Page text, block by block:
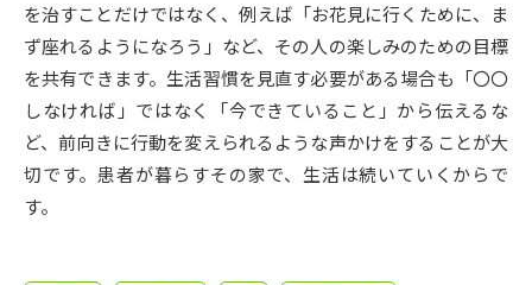
先輩が入学を決めた理由 テレメール全国一斉進学調査
新生活お役立ちガイド
を治すことだけではなく、例えば「お花見に行くために、ま
ず座れるようになろう」など、その人の楽しみのための目標
を共有できます。生活習慣を見直す必要がある場合も「〇〇
しなければ」ではなく「今できていること」から伝えるな
ど、前向きに行動を変えられるような声かけをすることが大
切です。患者が暮らすその家で、生活は続いていくからで
す。